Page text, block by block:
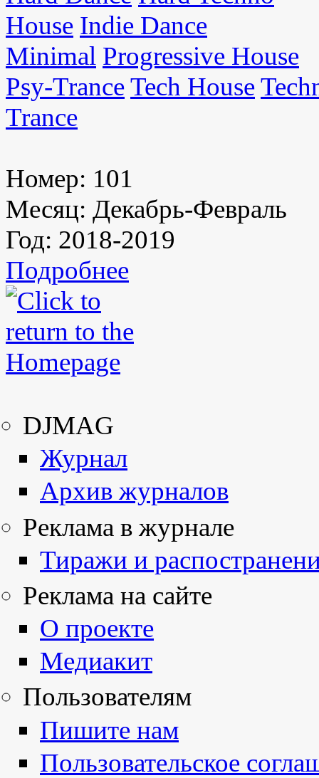
House Indie Dance
Minimal Progressive House
Psy-TranceTech House
Trance
Номер: 101
Месяц: Декабрь-Февраль
Год: 2018-2019
Подробнее
DJMAG
Журнал
Архив журналов
Реклама в журнале
Тиражи и
Реклама на сайте
О проекте
Медиакит
Пользователям
Пишите нам
Пользовательское